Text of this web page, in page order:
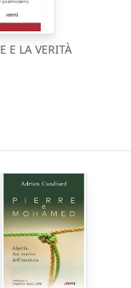
E LA VERITÀ